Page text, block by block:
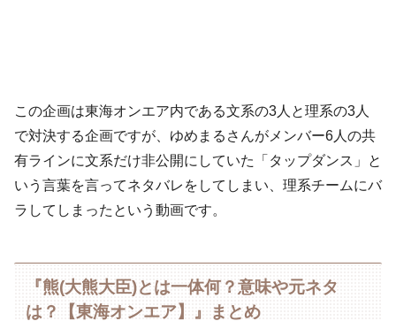
この企画は東海オンエア内である文系の3人と理系の3人
で対決する企画ですが、ゆめまるさんがメンバー6人の共
有ラインに文系だけ非公開にしていた「タップダンス」と
いう言葉を言ってネタバレをしてしまい、理系チームにバ
ラしてしまったという動画です。
『熊(大熊大臣)とは一体何？意味や元ネタ
は？【東海オンエア】』まとめ